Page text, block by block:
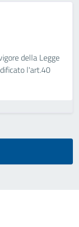
della Legge
l'art.40